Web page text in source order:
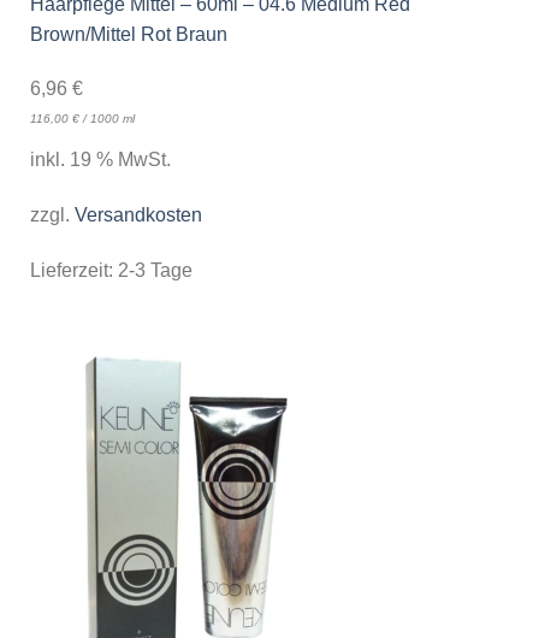
Brown/Mittel Rot Braun
6,96 €
116,00 €/1000 ml
inkl. 19 % MwSt.
zzgl. Versandkosten
Lieferzeit: 2-3 Tage